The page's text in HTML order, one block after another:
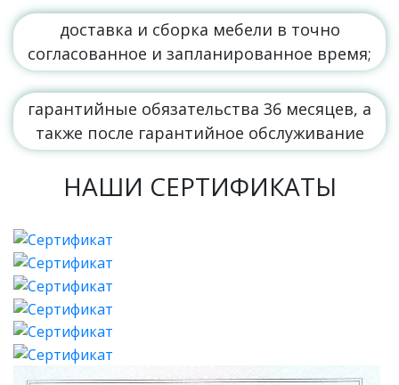
доставка и сборка мебели в точно
согласованное и запланированное время;
гарантийные обязательства 36 месяцев, а
также после гарантийное обслуживание
НАШИ СЕРТИФИКАТЫ